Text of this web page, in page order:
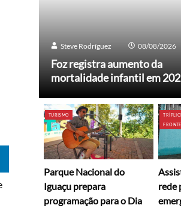
Steve Rodríguez 08/08/2026
Foz registra aumento da
mortalidade infantil em
TURISMO
Parque Nacional do
Iguaçu prepara
programação para o Dia
rede